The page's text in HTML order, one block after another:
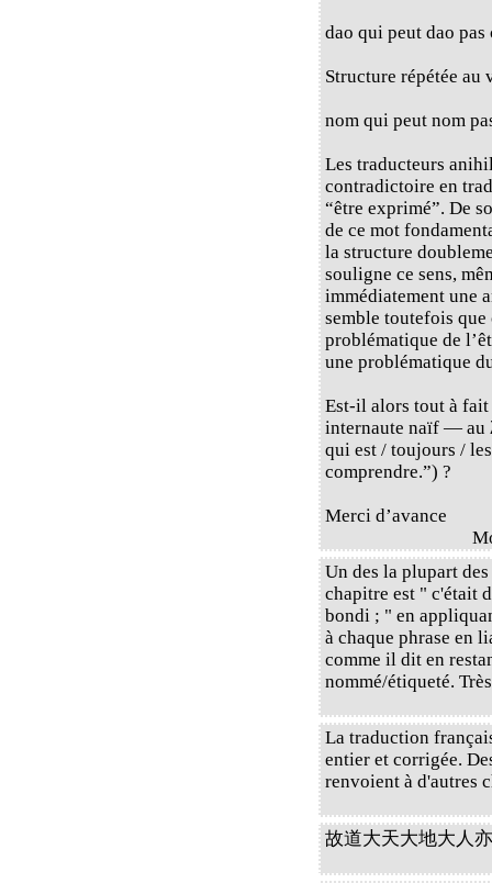
dao qui peut dao pas
Structure répétée au
nom qui peut nom
Les traducteurs
contradictoire en
“être exprimé”. De
de ce mot
la structure
souligne ce sens,
immédiatement une
semble toutefois
problématique de
une problématique
Est-il alors tout à
internaute naïf — au
qui est / toujours /
comprendre.”) ?
Merci d’avance
Un des la plupart
chapitre est " c'était
bondi ; " en
à chaque phrase en
comme il dit en
nommé/étiqueté.
La traduction
entier et corrigée.
renvoient à d'autres
故道大天大地大人